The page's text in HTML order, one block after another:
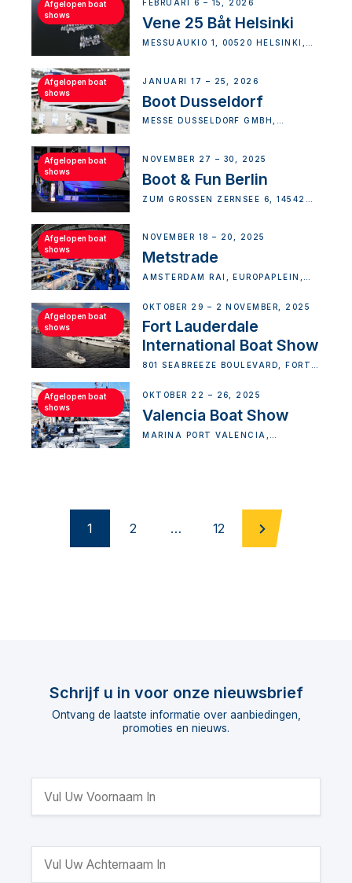
Afgelopen boat
shows
FEBRUARI 6 – 15, 2026
Vene 25 Båt Helsinki
MESSUAUKIO 1, 00520 HELSINKI,
Afgelopen boat
shows
JANUARI 17 – 25, 2026
Boot Dusseldorf
MESSE DÜSSELDORF GMBH,
Afgelopen boat
shows
NOVEMBER 27 – 30, 2025
Boot & Fun Berlin
ZUM GROSSEN ZERNSEE 6, 14542 W
Afgelopen boat
shows
NOVEMBER 18 – 20, 2025
Metstrade
AMSTERDAM RAI, EUROPAPLEIN,
Afgelopen boat
shows
OKTOBER 29 – 2 NOVEMBER, 2025
Fort Lauderdale
International Boat Show
801 SEABREEZE BOULEVARD, FORT
Afgelopen boat
shows
OKTOBER 22 – 26, 2025
Valencia Boat Show
MARINA PORT VALENCIA,
1 2 … 12
Schrijf u in voor onze nieuwsbrief
Ontvang de laatste informatie over aanbiedingen,
promoties en nieuws.